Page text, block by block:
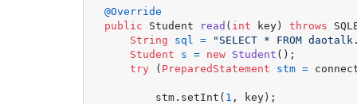
@Override
public Student read ( int key) throws
String
sql =
"SELECT * FROM
Student
s = new Student ();
try ( PreparedStatement stm =
        stm.setInt(
1 , key);